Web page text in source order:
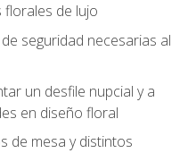
de lujo
seguridad necesarias al
un desfile nupcial y a
en diseño floral
de mesa y distintos